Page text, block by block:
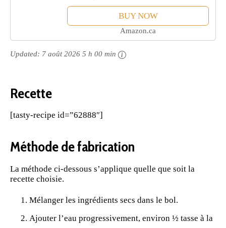
BUY NOW
Amazon.ca
Updated: 7 août 2026 5 h 00 min
Recette
[tasty-recipe id=”62888″]
Méthode de fabrication
La méthode ci-dessous s’applique quelle que soit la
recette choisie.
Mélanger les ingrédients secs dans lebol.
Ajouter l’eau progressivement, environ ½ tasse à la